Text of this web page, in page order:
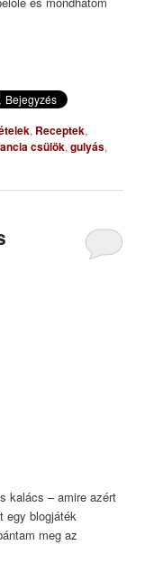
, Receptek,
csülök,gulyás,
kalács – amire azért
egy blogjáték
meg az